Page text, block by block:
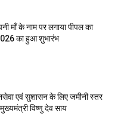
माँ के नाम पर लगाया पीपल का
का हुआ शुभारंभ
एवं सुशासन के लिए जमीनी स्तर
विष्णु देव साय